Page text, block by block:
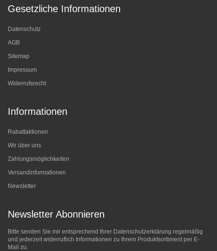
Gesetzliche Informationen
Datenschutz
AGB
Sitemap
Impressum
Widerrufsrecht
Informationen
Rabattaktionen
Wir über uns
Zahlungsmöglichkeiten
Versandinformationen
Newsletter
Newsletter Abonnieren
Bitte senden Sie mir entsprechend Ihrer Datenschutzerklärung regelmäßig
und jederzeit widerruflich Informationen zu Ihrem Produktsortiment per E-
Mail zu.